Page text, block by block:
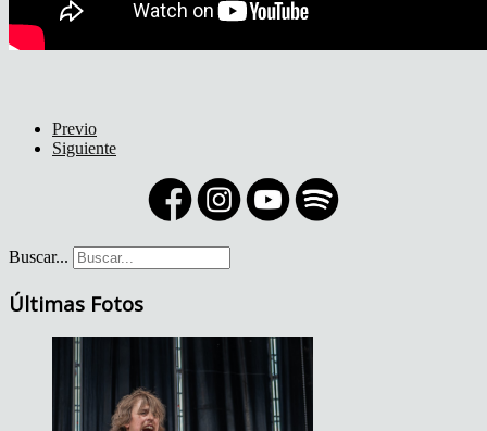
Previo
Siguiente
Buscar...
Últimas Fotos